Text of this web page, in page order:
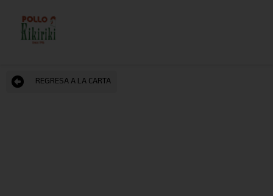
REGRESA A LA CARTA